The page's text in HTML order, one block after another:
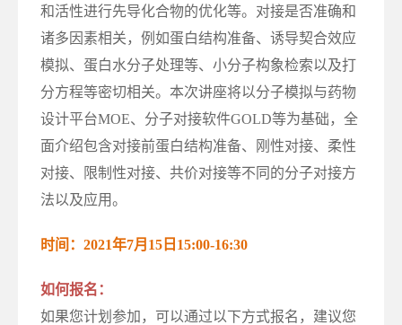
和活性进行先导化合物的优化等。对接是否准确和
诸多因素相关，例如蛋白结构准备、诱导契合效应
模拟、蛋白水分子处理等、小分子构象检索以及打
分方程等密切相关。本次讲座将以分子模拟与药物
设计平台MOE、分子对接软件GOLD等为基础，全
面介绍包含对接前蛋白结构准备、刚性对接、柔性
对接、限制性对接、共价对接等不同的分子对接方
法以及应用。
时间：2021年7月15日15:00-16:30
如何报名：
如果您计划参加，可以通过以下方式报名，建议您